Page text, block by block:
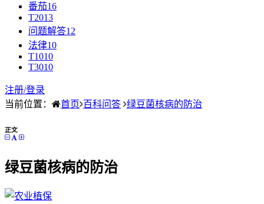
番茄16
T2013
问题解答12
法律10
T1010
T3010
注册/登录
当前位置：
首页 百科问答 绿豆菌核病的防治
正文
绿豆菌核病的防治